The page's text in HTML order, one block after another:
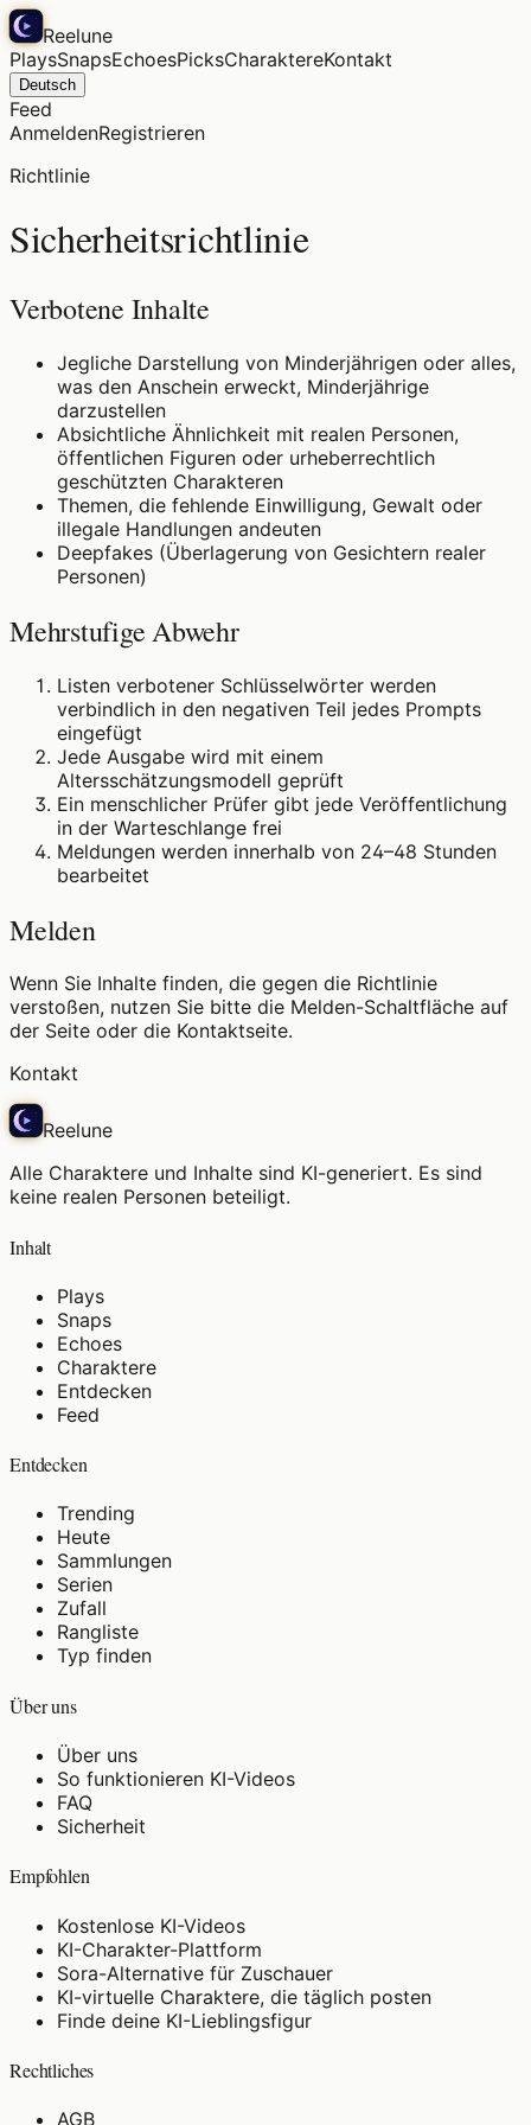
Reelune
PlaysSnapsEchoesPicksCharaktereKontakt
Deutsch
Feed
AnmeldenRegistrieren
Richtlinie
Sicherheitsrichtlinie
Verbotene Inhalte
Jegliche Darstellung von Minderjährigen oder alles,
was den Anschein erweckt, Minderjährige
darzustellen
Absichtliche Ähnlichkeit mit realen Personen,
öffentlichen Figuren oder urheberrechtlich
geschützten Charakteren
Themen, die fehlende Einwilligung, Gewalt oder
illegale Handlungen andeuten
Deepfakes (Überlagerung von Gesichtern realer
Personen)
Mehrstufige Abwehr
Listen verbotener Schlüsselwörter werden
verbindlich in den negativen Teil jedes Prompts
eingefügt
Jede Ausgabe wird mit einem
Altersschätzungsmodell geprüft
Ein menschlicher Prüfer gibt jede Veröffentlichung
in der Warteschlange frei
Meldungen werden innerhalb von 24–48 Stunden
bearbeitet
Melden
Wenn Sie Inhalte finden, die gegen die Richtlinie
verstoßen, nutzen Sie bitte die Melden-Schaltfläche auf
der Seite oder die Kontaktseite.
Kontakt
Reelune
Alle Charaktere und Inhalte sind KI-generiert. Es sind
keine realen Personen beteiligt.
Inhalt
Plays
Snaps
Echoes
Charaktere
Entdecken
Feed
Entdecken
Trending
Heute
Sammlungen
Serien
Zufall
Rangliste
Typ finden
Über uns
Über uns
So funktionieren KI-Videos
FAQ
Sicherheit
Empfohlen
Kostenlose KI-Videos
KI-Charakter-Plattform
Sora-Alternative für Zuschauer
KI-virtuelle Charaktere, die täglich posten
Finde deine KI-Lieblingsfigur
Rechtliches
AGB